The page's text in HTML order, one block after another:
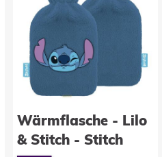
Wärmflasche - Lilo
& Stitch - Stitch